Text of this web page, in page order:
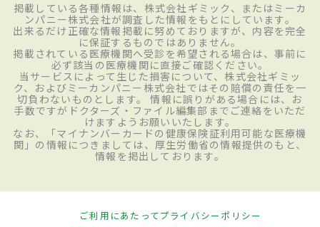
掲載している各種情報は、株式会社ギミック、またはミーカ
ンパニー株式会社が調査した情報をもとにしています。
出来るだけ正確な情報掲載に努めておりますが、内容を完全
に保証するものではありません。
掲載されている医療機関へ受診を希望される場合は、事前に
必ず該当の医療機関に直接ご確認ください。
当サービスによって生じた損害について、株式会社ギミッ
ク、およびミーカンパニー株式会社ではその賠償の責任を一
切負わないものとします。 情報に誤りがある場合には、お
手数ですがドクターズ・ファイル編集部までご連絡をいただ
けますようお願いいたします。
なお、「マイナンバーカードの健康保険証利用可能な医療機
関」の情報につきましては、厚生労働省の情報提供のもと、
情報を掲出しております。
ご利用にあたってプライバシーポリシー